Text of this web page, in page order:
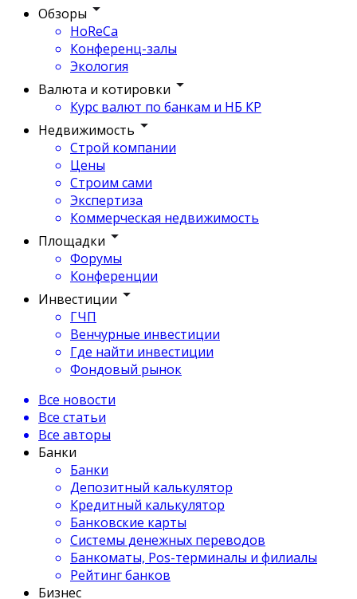
Обзоры
HoReCa
Конференц-залы
Экология
Валюта и котировки
Курс валют по банкам и НБ КР
Недвижимость
Строй компании
Цены
Строим сами
Экспертиза
Коммерческая недвижимость
Площадки
Форумы
Конференции
Инвестиции
ГЧП
Венчурные инвестиции
Где найти инвестиции
Фондовый рынок
Все новости
Все статьи
Все авторы
Банки
Банки
Депозитный калькулятор
Кредитный калькулятор
Банковские карты
Системы денежных переводов
Банкоматы, Pos-терминалы и филиалы
Рейтинг банков
Бизнес